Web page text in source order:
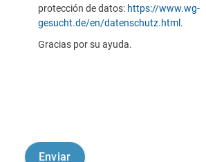
protección de datos: https://www.wg-
gesucht.de/en/datenschutz.html .
Gracias por su ayuda.